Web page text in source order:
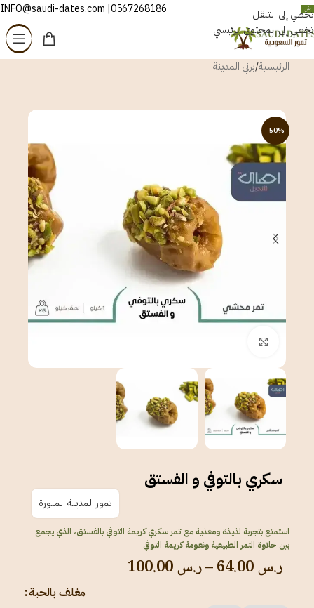
تخطي إلى التنقل
تخطي إلى المحتوى الرئيسي
العربية 0567268186| INFO@saudi-dates.com
الرئيسية/برني المدينة
-50%
سكري بالتوفي و الفستق
تمور المدينة المنورة
استمتع بتجربة لذيذة ومغذية مع تمر سكري كريمة التوفي بالفستق، الذي يجمع
بين حلاوة التمر الطبيعية ونعومة كريمة التوفي
ر.س –ر.س
مغلف بالحبة